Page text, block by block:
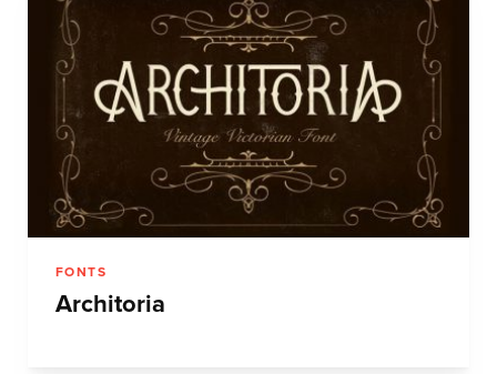
FONTS
Architoria